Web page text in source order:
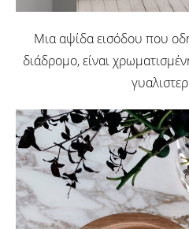
Μια αψίδα εισόδου που
διάδρομο, είναι